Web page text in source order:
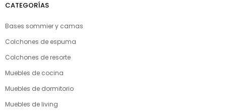
CATEGORÍAS
Bases sommier y camas
Colchones de espuma
Colchones de resorte
Muebles de cocina
Muebles de dormitorio
Muebles de living